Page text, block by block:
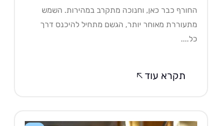
כבר כאן, וחנוכה מתקרב במהירות. השמש
מאוחר יותר, הגשם מתחיל להיכנס דרך
תקרא עוד